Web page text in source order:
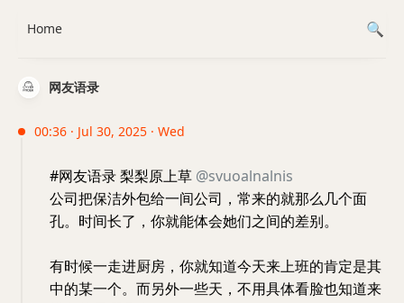
网友语录
00:36 · Jul 30, 2025 · Wed
#网友语录 梨梨原上草 @svuoalnalnis
公司把保洁外包给一间公司，常来的就那么几个面
孔。时间长了，你就能体会她们之间的差别。
有时候一走进厨房，你就知道今天来上班的肯定是其
中的某一个。而另外一些天，不用具体看脸也知道来
Home